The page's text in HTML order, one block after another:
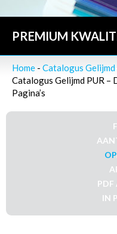
PREMIUM
Home - Catalogus Gelijmd
Catalogus Gelijmd PUR
Pagina’s
PDF
IN